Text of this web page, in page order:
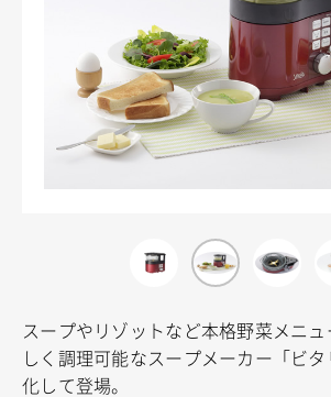
スープやリゾットなど本格野菜メニ
しく調理可能なスープメーカー「ビ
化して登場。